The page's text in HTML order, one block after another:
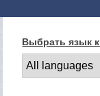
Выбрать язык